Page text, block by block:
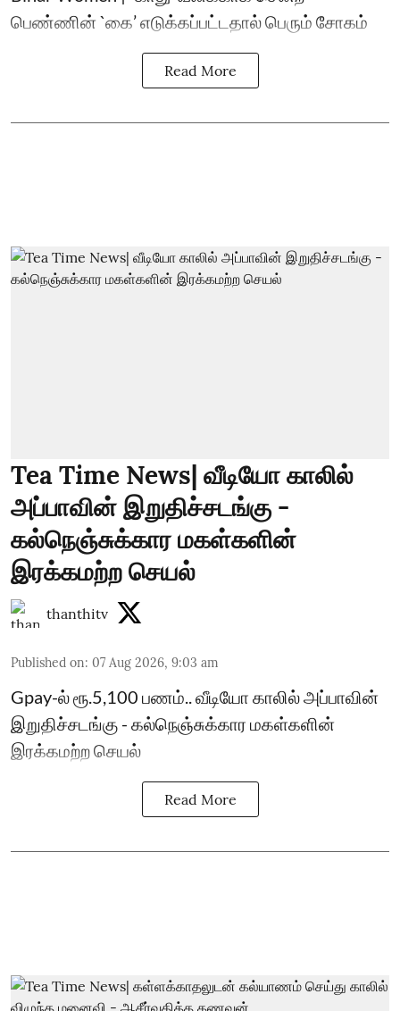
பெண்ணின் `கை’ எடுக்கப்பட்டதால் பெரும் சோகம்
Read More
Tea Time News| வீடியோ காலில்
அப்பாவின் இறுதிச்சடங்கு -
கல்நெஞ்சுக்கார மகள்களின்
இரக்கமற்ற செயல்
thanthitv
Published on: 07 Aug 2026, 9:03 am
Gpay-ல் ரூ.5,100 பணம்.. வீடியோ காலில் அப்பாவின்
இறுதிச்சடங்கு - கல்நெஞ்சுக்கார மகள்களின்
இரக்கமற்ற செயல்
Read More